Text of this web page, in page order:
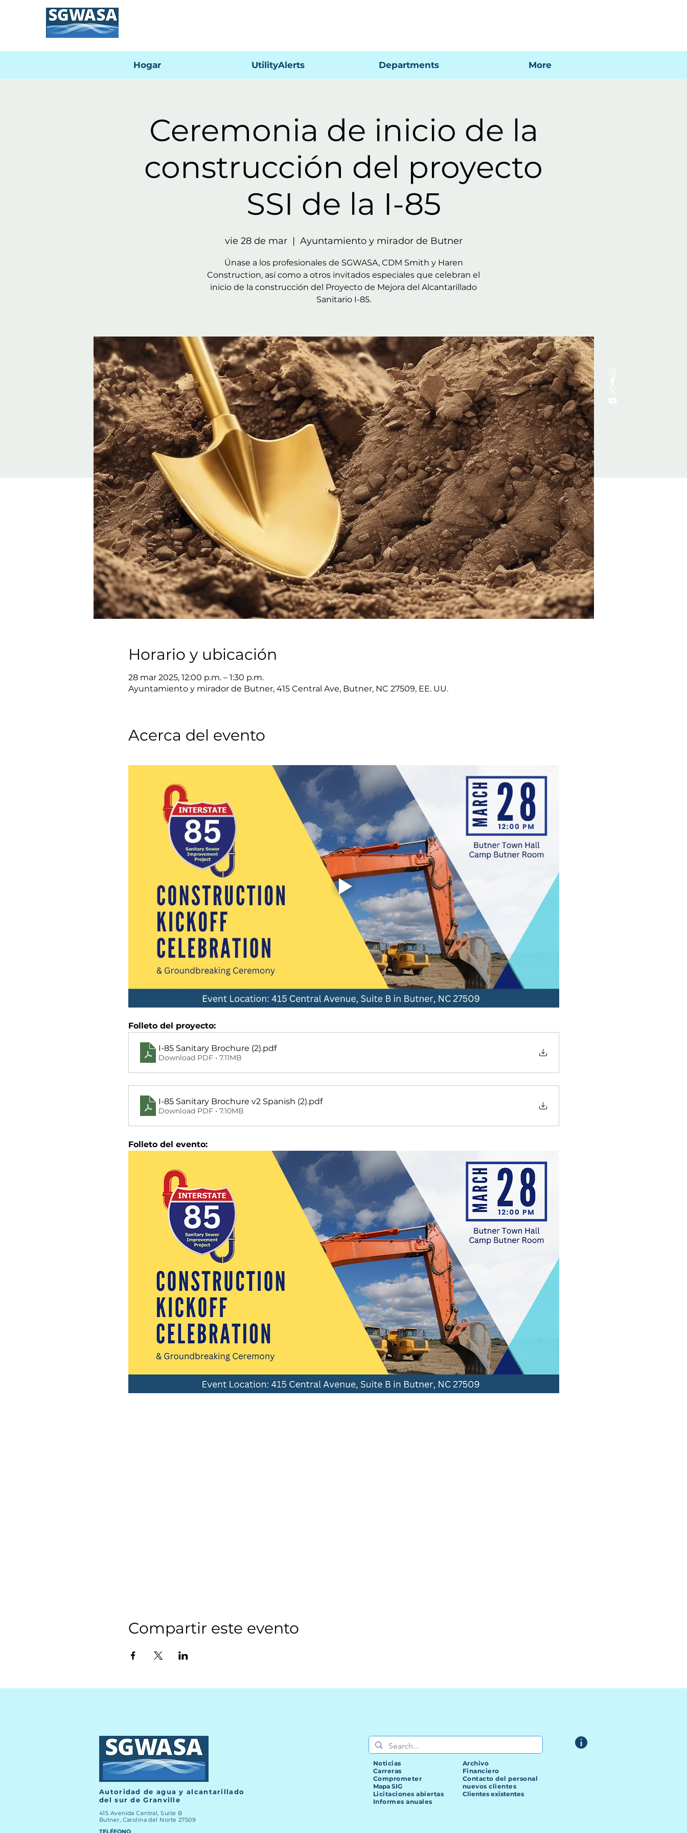
Hogar UtilityAlerts Departments More
Ceremonia de inicio de la
construcción del proyecto
SSI de la I-85
vie 28 de mar
  |
Ayuntamiento y mirador de Butner
Únase a los profesionales de SGWASA, CDM Smith y Haren
Construction, así como a otros invitados especiales que celebran el
inicio de la construcción del Proyecto de Mejora del Alcantarillado
Sanitario I-85.
Horario y ubicación
28 mar 2025, 12:00 p.m. – 1:30 p.m.
Ayuntamiento y mirador de Butner, 415 Central Ave, Butner, NC 27509, EE. UU.
Acerca del evento
Folleto del proyecto:
I-85 Sanitary Brochure (2).pdf
Download PDF • 7.11MB
I-85 Sanitary Brochure v2 Spanish (2).pdf
Download PDF • 7.10MB
Folleto del evento:
Compartir este evento
Autoridad de agua y alcantarillado
del sur de Granville
415 Avenida Central, Suite B
Butner, Carolina del Norte 27509
Noticias
Carreras
Comprometer
Mapa SIG
Licitaciones abiertas
Informes anuales
Archivo
Financiero
Contacto del personal
nuevos clientes
Clientes existentes